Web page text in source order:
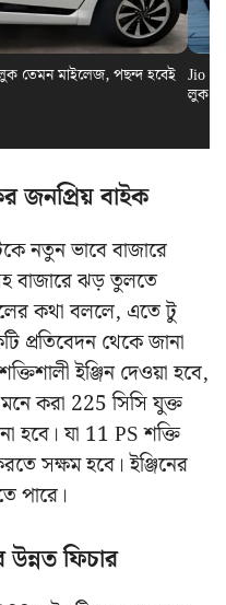
তেমন মাইলেজ, পছন্দ হবেই Jio
লুক
জনপ্রিয় বাইক
নতুন ভাবে বাজারে
বাজারে ঝড় তুলতে
কথা বললে, এতে টু
প্রতিবেদন থেকে জানা
ইঞ্জিন দেওয়া হবে,
করা 225 সিসি যুক্ত
হবে। যা 11 PS শক্তি
সক্ষম হবে। ইঞ্জিনের
পারে।
ফিচার